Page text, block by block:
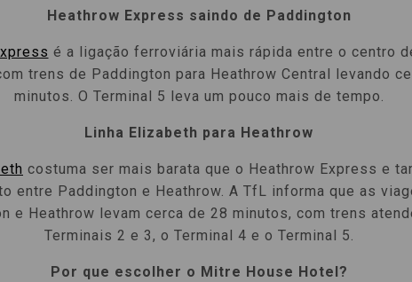
Heathrow Express saindo de Paddington
é a ligação ferroviária mais rápida entre o centro
trens de Paddington para Heathrow Central levando
minutos. O Terminal 5 leva um pouco mais de tempo.
Linha Elizabeth para Heathrow
costuma ser mais barata que o Heathrow Express e
entre Paddington e Heathrow. A TfL informa que as
e Heathrow levam cerca de 28 minutos, com trens
Terminais 2 e 3, o Terminal 4 e o Terminal 5.
Por que escolher o Mitre House Hotel?